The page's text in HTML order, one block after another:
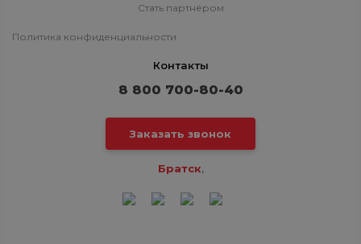
Стать партнёром
Политика конфиденциальности
Контакты
8 800 700-80-40
Заказать звонок
Братск,